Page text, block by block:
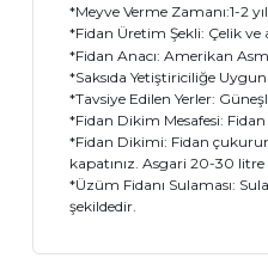
*Meyve Verme Zamanı:1-2
*Fidan Üretim Şekli: Çelik ve
*Fidan Anacı: Amerikan
*Saksıda Yetiştiriciliğe
*Tavsiye Edilen Yerler:
*Fidan Dikim Mesafesi: Fidan
*Fidan Dikimi: Fidan
kapatınız. Asgari 20-30
*Üzüm Fidanı Sulaması:
şekildedir.